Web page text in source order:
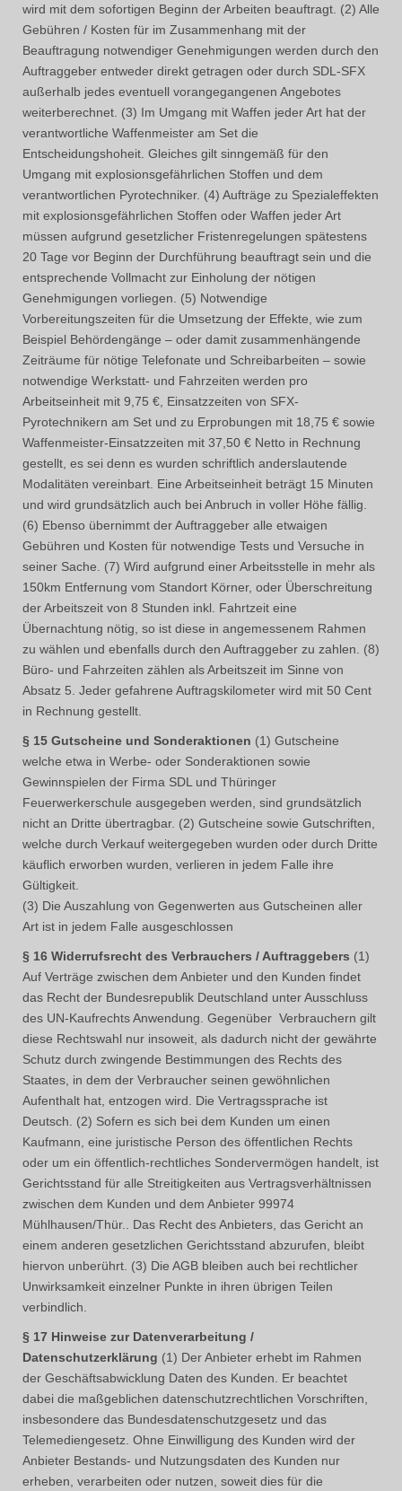
wird mit dem sofortigen Beginn der Arbeiten beauftragt. (2) Alle
Gebühren / Kosten für im Zusammenhang mit der
Beauftragung notwendiger Genehmigungen werden durch den
Auftraggeber entweder direkt getragen oder durch SDL-SFX
außerhalb jedes eventuell vorangegangenen Angebotes
weiterberechnet. (3) Im Umgang mit Waffen jeder Art hat der
verantwortliche Waffenmeister am Set die
Entscheidungshoheit. Gleiches gilt sinngemäß für den
Umgang mit explosionsgefährlichen Stoffen und dem
verantwortlichen Pyrotechniker. (4) Aufträge zu Spezialeffekten
mit explosionsgefährlichen Stoffen oder Waffen jeder Art
müssen aufgrund gesetzlicher Fristenregelungen spätestens
20 Tage vor Beginn der Durchführung beauftragt sein und die
entsprechende Vollmacht zur Einholung der nötigen
Genehmigungen vorliegen. (5) Notwendige
Vorbereitungszeiten für die Umsetzung der Effekte, wie zum
Beispiel Behördengänge – oder damit zusammenhängende
Zeiträume für nötige Telefonate und Schreibarbeiten – sowie
notwendige Werkstatt- und Fahrzeiten werden pro
Arbeitseinheit mit 9,75 €, Einsatzzeiten von SFX-
Pyrotechnikern am Set und zu Erprobungen mit 18,75 € sowie
Waffenmeister-Einsatzzeiten mit 37,50 € Netto in Rechnung
gestellt, es sei denn es wurden schriftlich anderslautende
Modalitäten vereinbart. Eine Arbeitseinheit beträgt 15 Minuten
und wird grundsätzlich auch bei Anbruch in voller Höhe fällig.
(6) Ebenso übernimmt der Auftraggeber alle etwaigen
Gebühren und Kosten für notwendige Tests und Versuche in
seiner Sache. (7) Wird aufgrund einer Arbeitsstelle in mehr als
150km Entfernung vom Standort Körner, oder Überschreitung
der Arbeitszeit von 8 Stunden inkl. Fahrtzeit eine
Übernachtung nötig, so ist diese in angemessenem Rahmen
zu wählen und ebenfalls durch den Auftraggeber zu zahlen. (8)
Büro- und Fahrzeiten zählen als Arbeitszeit im Sinne von
Absatz 5. Jeder gefahrene Auftragskilometer wird mit 50 Cent
in Rechnung gestellt.
§ 15 Gutscheine und Sonderaktionen (1) Gutscheine
welche etwa in Werbe- oder Sonderaktionen sowie
Gewinnspielen der Firma SDL und Thüringer
Feuerwerkerschule ausgegeben werden, sind grundsätzlich
nicht an Dritte übertragbar. (2) Gutscheine sowie Gutschriften,
welche durch Verkauf weitergegeben wurden oder durch Dritte
käuflich erworben wurden, verlieren in jedem Falle ihre
Gültigkeit.
(3) Die Auszahlung von Gegenwerten aus Gutscheinen aller
Art ist in jedem Falle ausgeschlossen
§ 16 Widerrufsrecht des Verbrauchers / Auftraggebers (1)
Auf Verträge zwischen dem Anbieter und den Kunden findet
das Recht der Bundesrepublik Deutschland unter Ausschluss
des UN-Kaufrechts Anwendung. Gegenüber Verbrauchern gilt
diese Rechtswahl nur insoweit, als dadurch nicht der gewährte
Schutz durch zwingende Bestimmungen des Rechts des
Staates, in dem der Verbraucher seinen gewöhnlichen
Aufenthalt hat, entzogen wird. Die Vertragssprache ist
Deutsch. (2) Sofern es sich bei dem Kunden um einen
Kaufmann, eine juristische Person des öffentlichen Rechts
oder um ein öffentlich-rechtliches Sondervermögen handelt, ist
Gerichtsstand für alle Streitigkeiten aus Vertragsverhältnissen
zwischen dem Kunden und dem Anbieter 99974
Mühlhausen/Thür.. Das Recht des Anbieters, das Gericht an
einem anderen gesetzlichen Gerichtsstand abzurufen, bleibt
hiervon unberührt. (3) Die AGB bleiben auch bei rechtlicher
Unwirksamkeit einzelner Punkte in ihren übrigen Teilen
verbindlich.
§ 17 Hinweise zur Datenverarbeitung /
Datenschutzerklärung (1) Der Anbieter erhebt im Rahmen
der Geschäftsabwicklung Daten des Kunden. Er beachtet
dabei die maßgeblichen datenschutzrechtlichen Vorschriften,
insbesondere das Bundesdatenschutzgesetz und das
Telemediengesetz. Ohne Einwilligung des Kunden wird der
Anbieter Bestands- und Nutzungsdaten des Kunden nur
erheben, verarbeiten oder nutzen, soweit dies für die